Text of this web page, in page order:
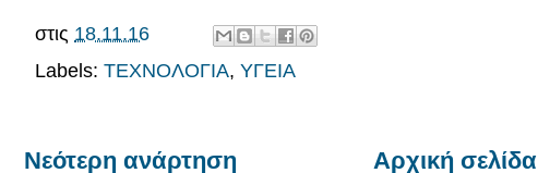
στις 18.11.16
Labels: ΤΕΧΝΟΛΟΓΙΑ, ΥΓΕΙΑ
Νεότερη ανάρτηση Αρχική σελίδα